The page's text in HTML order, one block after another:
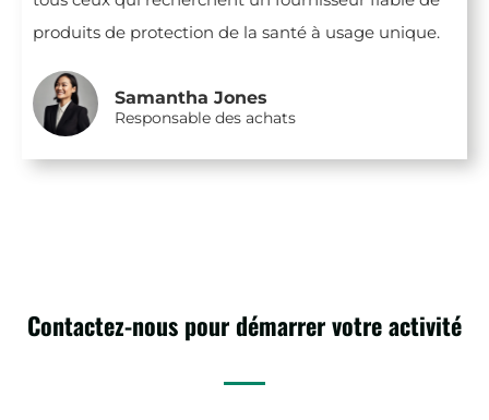
produits de protection de la santé à usage unique.
Samantha Jones
Responsable des achats
Contactez-nous pour démarrer votre activité